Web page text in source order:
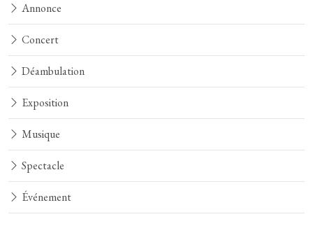
Annonce
Concert
Déambulation
Exposition
Musique
Spectacle
Événement